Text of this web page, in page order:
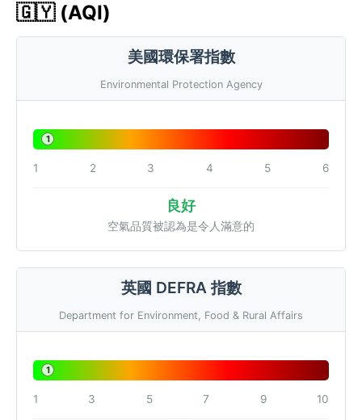
🇬🇾 (AQI)
美國環保署指數
Environmental Protection Agency
1
1 2 3 4 5 6
良好
空氣品質被認為是令人滿意的
英國 DEFRA 指數
Department for Environment, Food & Rural Affairs
1
1 3 5 7 9 10